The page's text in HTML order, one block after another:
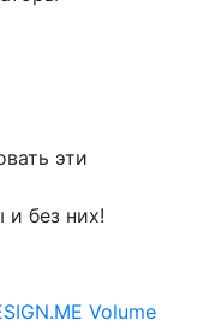
эти
и без них!